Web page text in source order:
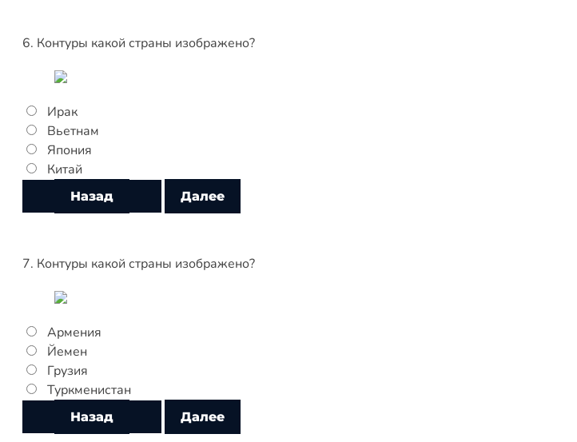
6. Контуры какой страны изображено?
Ирак
Вьетнам
Япония
Китай
7. Контуры какой страны изображено?
Армения
Йемен
Грузия
Туркменистан